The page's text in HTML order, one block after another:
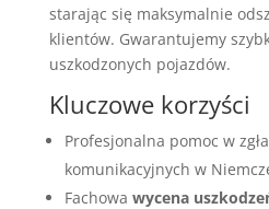
starając się maksymalnie
klientów. Gwarantujemy
uszkodzonych pojazdów.
Kluczowe korzyści
Profesjonalna pomoc w
komunikacyjnych w
Fachowa wycena